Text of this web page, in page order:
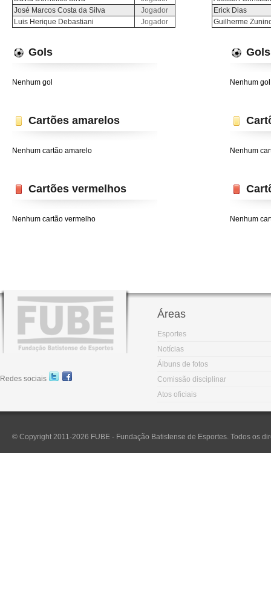
José Marcos Costa da Silva
Jogador
Luis Herique Debastiani
Jogador
Erick Dias
Guilherme
Gols
Nenhum gol
Gols
Nenhum gol
Cartões amarelos
Nenhum cartão amarelo Nenhum
Cartões vermelhos
Nenhum cartão vermelho Nenhum
Redes sociais
Áreas
Esportes
Notícias
Álbuns de fotos
Comissão disciplinar
Atos oficiais
© Copyright 2011-2026 FUBE - Fundação Batistense de Esportes. Todos os